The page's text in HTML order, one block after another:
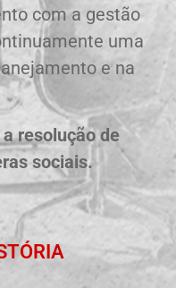
com a gestão
uma
e na
resolução de
sociais.